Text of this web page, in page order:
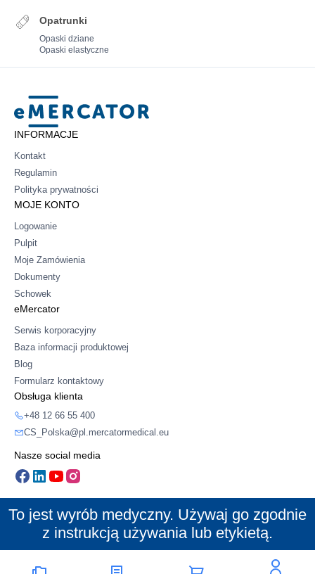
To jest wyrób medyczny. Używaj go zgodnie
z instrukcją używania lub etykietą.
Opatrunki
Opaski dziane
Opaski elastyczne
Mercator
INFORMACJE
Kontakt
Regulamin
Polityka prywatności
MOJE KONTO
Logowanie
Pulpit
Moje Zamówienia
Dokumenty
Schowek
eMercator
Serwis korporacyjny
Baza informacji produktowej
Blog
Formularz kontaktowy
Obsługa klienta
+48 12 66 55 400
CS_Polska@pl.mercatormedical.eu
Nasze social media
© 2026 Mercator Medical SA - Wszelkie prawa zastrzeżone